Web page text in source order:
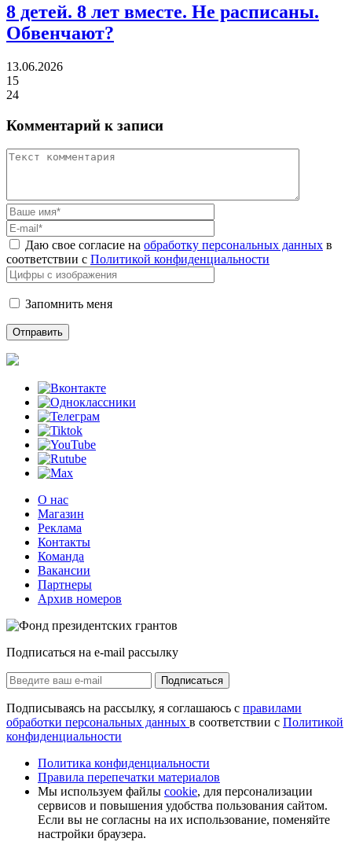
8 детей. 8 лет вместе. Не расписаны.
Обвенчают?
13.06.2026
15
24
Комментарий к записи
Даю свое согласие на обработку персональных данных в
соответствии с Политикой конфиденциальности
Запомнить меня
О нас
Магазин
Реклама
Контакты
Команда
Вакансии
Партнеры
Архив номеров
Подписаться на e-mail рассылку
Подписаться
Подписываясь на рассылку, я соглашаюсь с правилами
обработки персональных данных в соответствии с Политикой
конфиденциальности
Политика конфиденциальности
Правила перепечатки материалов
Мы используем файлы cookie, для персонализации
сервисов и повышения удобства пользования сайтом.
Если вы не согласны на их использование, поменяйте
настройки браузера.